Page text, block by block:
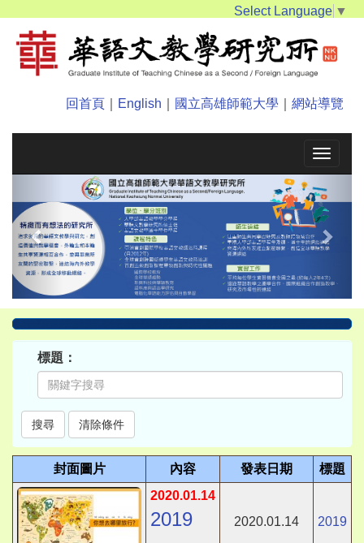
Select Language ▼
回首頁 English 國立高雄師範大學 網站導覽
Toggle
Previous Next
標題：
封面圖片 內容 發表日期
標題
2020.01.14
2019 2020.01.14 2019